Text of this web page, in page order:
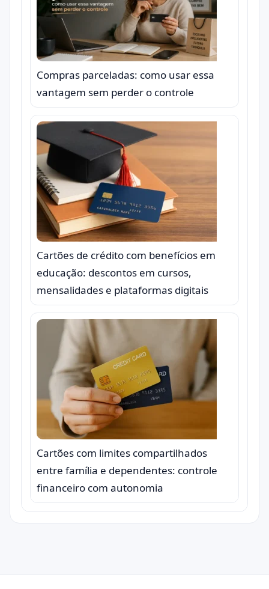
Compras parceladas: como usar essa
vantagem sem perder o controle
Cartões de crédito com benefícios em
educação: descontos em cursos,
mensalidades e plataformas digitais
Cartões com limites compartilhados
entre família e dependentes: controle
financeiro com autonomia